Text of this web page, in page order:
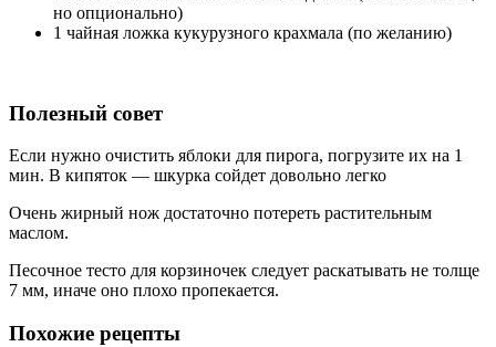
но опционально)
1 чайная ложка кукурузного крахмала (по желанию)
Полезный совет
Если нужно очистить яблоки для пирога, погрузите их на 1
мин. В кипяток — шкурка сойдет довольно легко
Очень жирный нож достаточно потереть растительным
маслом.
Песочное тесто для корзиночек следует раскатывать не толще
7 мм, иначе оно плохо пропекается.
Похожие рецепты